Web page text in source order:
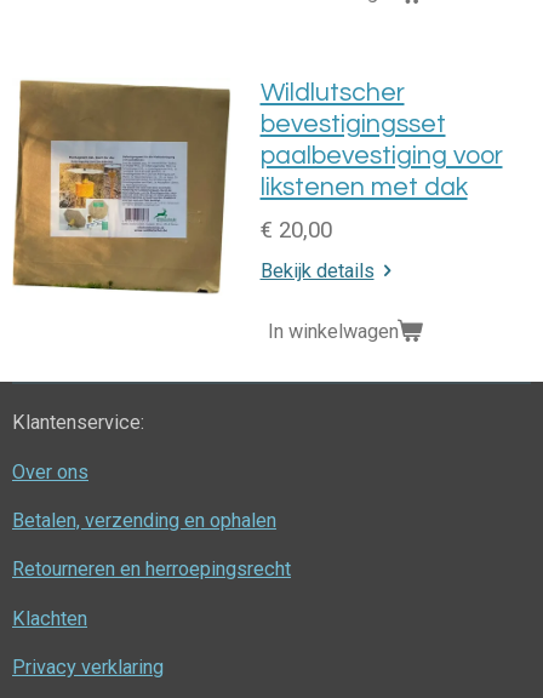
Wildlutscher
bevestigingsset
paalbevestiging voor
likstenen met dak
€ 20,00
Bekijk details
In winkelwagen
Klantenservice:
Over ons
Betalen, verzending en ophalen
Retourneren en herroepingsrecht
Klachten
Privacy verklaring